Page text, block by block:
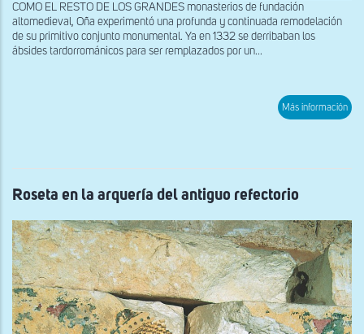
COMO EL RESTO DE LOS GRANDES monasterios de fundación
altomedieval, Oña experimentó una profunda y continuada remodelación
de su primitivo conjunto monumental. Ya en 1332 se derribaban los
ábsides tardorrománicos para ser remplazados por un...
Más información
Roseta en la arquería del antiguo refectorio